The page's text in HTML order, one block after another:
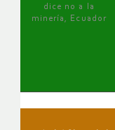
dice no a la
minería, Ecuador